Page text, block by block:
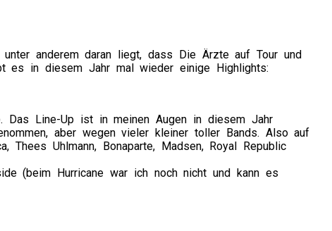
anderem daran liegt, dass Die Ärzte auf Tour und
es in diesem Jahr mal wieder einige Highlights:
Das Line-Up ist in meinen Augen in diesem Jahr
aber wegen vieler kleiner toller Bands. Also auf
Thees Uhlmann, Bonaparte, Madsen, Royal Republic
(beim Hurricane war ich noch nicht und kann es